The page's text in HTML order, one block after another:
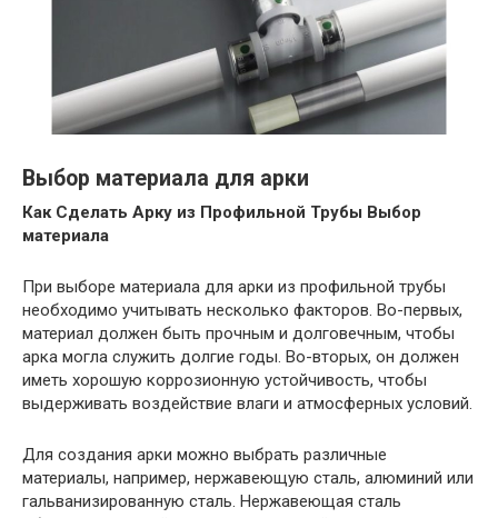
Выбор материала для арки
Как Сделать Арку из Профильной Трубы Выбор
материала
При выборе материала для арки из профильной трубы
необходимо учитывать несколько факторов. Во-первых,
материал должен быть прочным и долговечным, чтобы
арка могла служить долгие годы. Во-вторых, он должен
иметь хорошую коррозионную устойчивость, чтобы
выдерживать воздействие влаги и атмосферных условий.
Для создания арки можно выбрать различные
материалы, например, нержавеющую сталь, алюминий или
гальванизированную сталь. Нержавеющая сталь